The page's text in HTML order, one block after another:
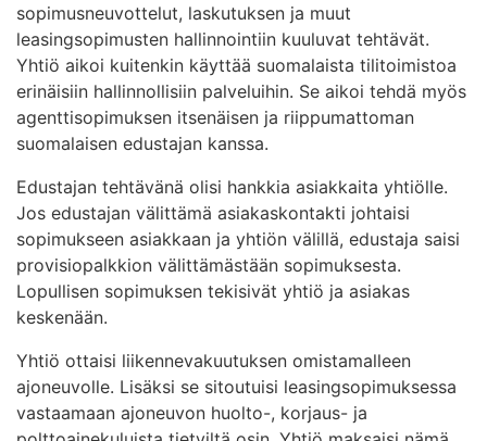
sopimusneuvottelut, laskutuksen ja muut
leasingsopimusten hallinnointiin kuuluvat tehtävät.
Yhtiö aikoi kuitenkin käyttää suomalaista tilitoimistoa
erinäisiin hallinnollisiin palveluihin. Se aikoi tehdä myös
agenttisopimuksen itsenäisen ja riippumattoman
suomalaisen edustajan kanssa.
Edustajan tehtävänä olisi hankkia asiakkaita yhtiölle.
Jos edustajan välittämä asiakaskontakti johtaisi
sopimukseen asiakkaan ja yhtiön välillä, edustaja saisi
provisiopalkkion välittämästään sopimuksesta.
Lopullisen sopimuksen tekisivät yhtiö ja asiakas
keskenään.
Yhtiö ottaisi liikennevakuutuksen omistamalleen
ajoneuvolle. Lisäksi se sitoutuisi leasingsopimuksessa
vastaamaan ajoneuvon huolto-, korjaus- ja